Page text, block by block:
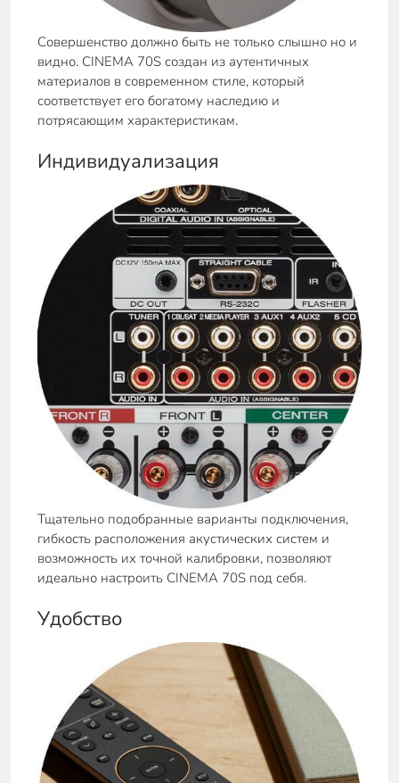
Совершенство должно быть не только слышно но и
видно. CINEMA 70S создан из аутентичных
материалов в современном стиле, который
соответствует его богатому наследию и
потрясающим характеристикам.
Индивидуализация
Тщательно подобранные варианты подключения,
гибкость расположения акустических систем и
возможность их точной калибровки, позволяют
идеально настроить CINEMA 70S под себя.
Удобство